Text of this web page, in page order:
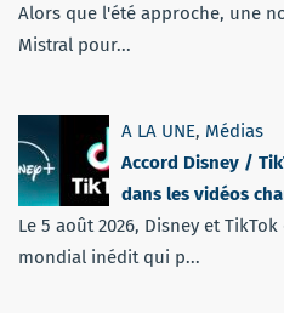
Alors que l'été approche, une
Mistral pour...
A LA UNE, Médias
Accord Disney /
dans les vidéos
Le 5 août 2026, Disney et
mondial inédit qui p...